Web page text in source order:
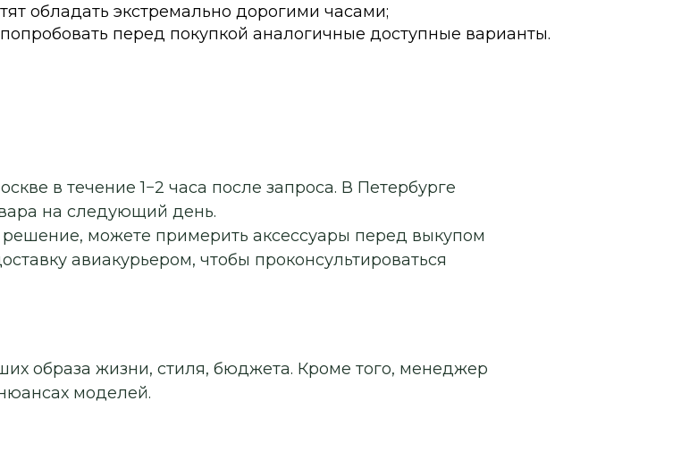
обладать экстремально дорогими часами;
перед покупкой аналогичные доступные варианты.
в течение 1−2 часа после запроса. В Петербурге
на следующий день.
можете примерить аксессуары перед выкупом
авиакурьером, чтобы проконсультироваться
образа жизни, стиля, бюджета. Кроме того, менеджер
моделей.